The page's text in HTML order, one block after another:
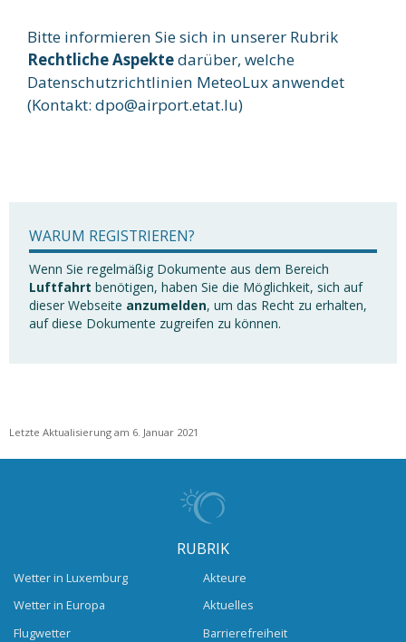
Bitte informieren Sie sich in unserer Rubrik
Rechtliche Aspektedarüber, welche
Datenschutzrichtlinien MeteoLux anwendet
(Kontakt: dpo@airport.etat.lu)
WARUM REGISTRIEREN?
Wenn Sie regelmäßig Dokumente aus dem Bereich
Luftfahrt benötigen, haben Sie die Möglichkeit, sich auf
dieser Webseite anzumelden, um das Recht zu erhalten,
auf diese Dokumente zugreifen zu können.
Letzte Aktualisierung am 6. Januar 2021
RUBRIK
Wetter in Luxemburg
Wetter in Europa
Flugwetter
Akteure
Aktuelles
Barrierefreiheit